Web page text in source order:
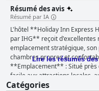
Résumé des avis
Résumé par IA
L'hôtel **Holiday Inn Express
par IHG** reçoit d'excellentes
emplacement stratégique,
chambres propres et
**Emplacement** : Situé près
facile aux attractions locales,
commerçantes, ce qui en fait
Lire les résumés
Catégories